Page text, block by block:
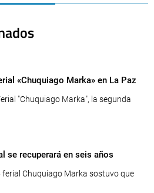
«Chuquiago Marka» en La Paz
"Chuquiago Marka", la segunda
se recuperará en seis años
ferial Chuquiago Marka sostuvo que